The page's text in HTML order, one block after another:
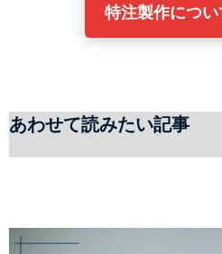
特注製作につ
あわせて読みたい記事